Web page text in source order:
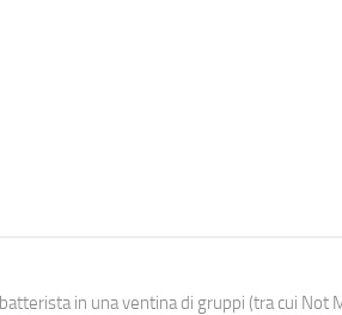
in una ventina di gruppi (tra cui Not